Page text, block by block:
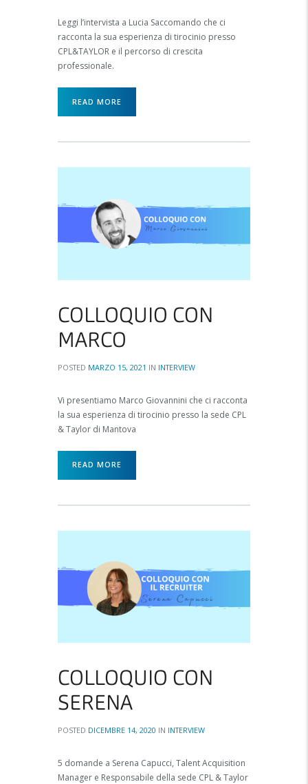
Leggi l’intervista a Lucia Saccomando che ci
racconta la sua esperienza di tirocinio presso
CPL&TAYLOR e il percorso di crescita
professionale.
READ MORE
COLLOQUIO CON
MARCO
POSTED MARZO 15, 2021 IN INTERVIEW
Vi presentiamo Marco Giovannini che ci racconta
la sua esperienza di tirocinio presso la sede CPL
& Taylor di Mantova
READ MORE
COLLOQUIO CON
SERENA
POSTED DICEMBRE 14, 2020 IN INTERVIEW
5 domande a Serena Capucci, Talent Acquisition
Manager e Responsabile della sede CPL & Taylor